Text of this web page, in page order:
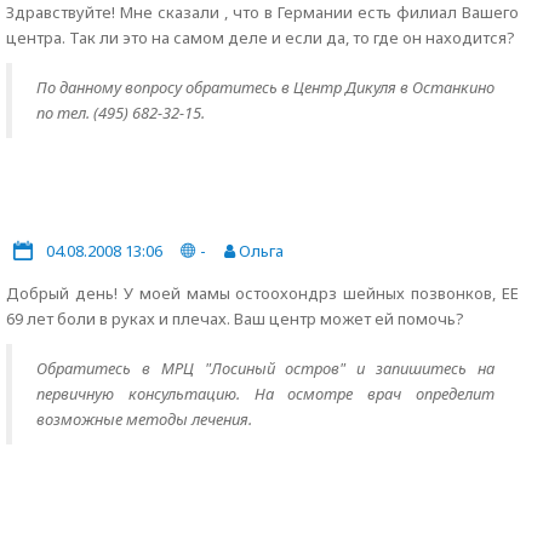
Здравствуйте! Мне сказали , что в Германии есть филиал Вашего
центра. Так ли это на самом деле и если да, то где он находится?
По данному вопросу обратитесь в Центр Дикуля в Останкино
по тел. (495) 682-32-15.
04.08.2008 13:06 -
Ольга
Добрый день! У моей мамы остоохондрз шейных позвонков, ЕЕ
69 лет боли в руках и плечах. Ваш центр может ей помочь?
Обратитесь в МРЦ "Лосиный остров" и запишитесь на
первичную консультацию. На осмотре врач определит
возможные методы лечения.